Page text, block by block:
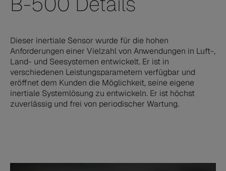
Dieser inertiale Sensor wurde für die hohen
Anforderungen einer Vielzahl von Anwendungen in Luft-,
Land- und Seesystemen entwickelt. Er ist in
verschiedenen Leistungsparametern verfügbar und
eröffnet dem Kunden die Möglichkeit, seine eigene
inertiale Systemlösung zu entwickeln. Er ist höchst
zuverlässig und frei von periodischer Wartung.